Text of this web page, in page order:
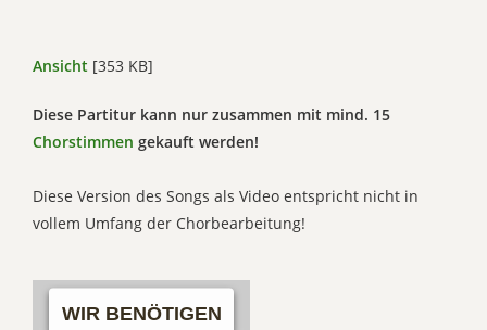
Ansicht [353 KB]
Diese Partitur kann nur zusammen mit mind. 15
Chorstimmen gekauft werden!
Diese Version des Songs als Video entspricht nicht in
vollem Umfang der Chorbearbeitung!
WIR BENÖTIGEN